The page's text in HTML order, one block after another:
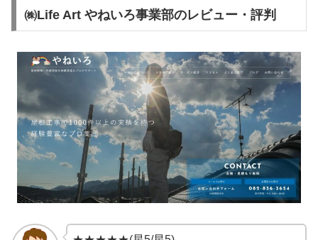
㈱Life Art やねいろ事業部のレビュー・評判